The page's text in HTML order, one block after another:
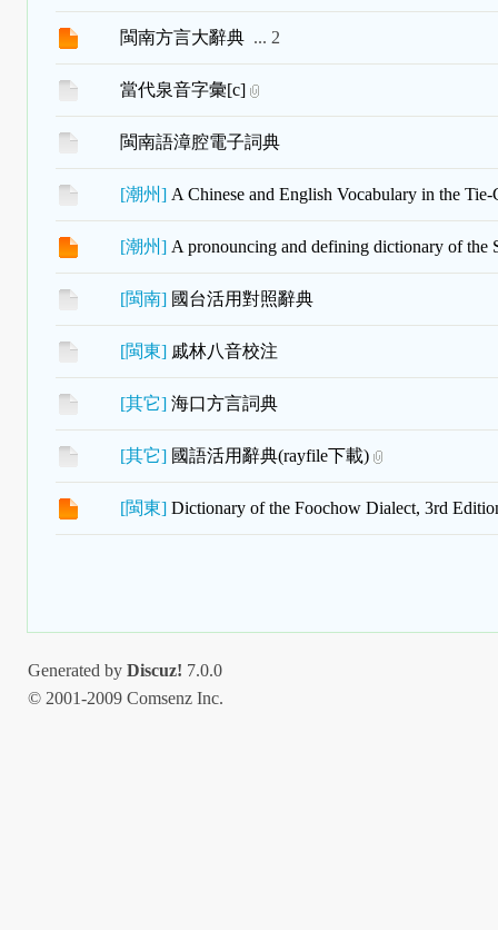
閩南方言大辭典 ... 2
當代泉音字彙[c]
閩南語漳腔電子詞典
[潮州] A Chinese and English Vocabulary in the
[潮州] A pronouncing and defining dictionary of the
[閩南] 國台活用對照辭典
[閩東] 戚林八音校注
[其它] 海口方言詞典
[其它] 國語活用辭典(rayfile下載)
[閩東] Dictionary of the Foochow Dialect, 3rd
Generated by Discuz! 7.0.0
© 2001-2009 Comsenz Inc.